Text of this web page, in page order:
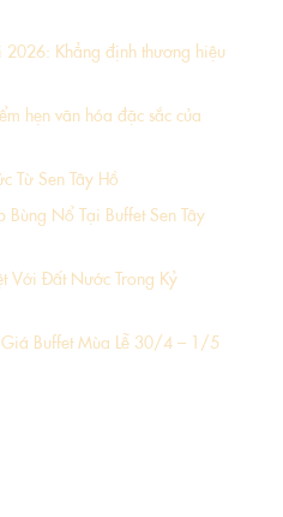
2026: Khẳng định thương hiệu
hẹn văn hóa đặc sắc của
Từ Sen Tây Hồ
Nổ Tại Buffet Sen Tây
Với Đất Nước Trong Kỷ
Giá Buffet Mùa Lễ 30/4 – 1/5